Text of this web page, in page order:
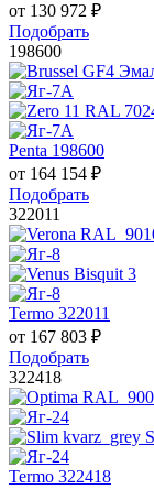
от 130 972 ₽
Подобрать
198600
Penta 198600
от 164 154 ₽
Подобрать
322011
Termo 322011
от 167 803 ₽
Подобрать
322418
Termo 322418